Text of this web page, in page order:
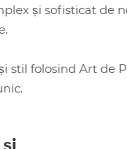
și sofisticat de
stil folosind Art de